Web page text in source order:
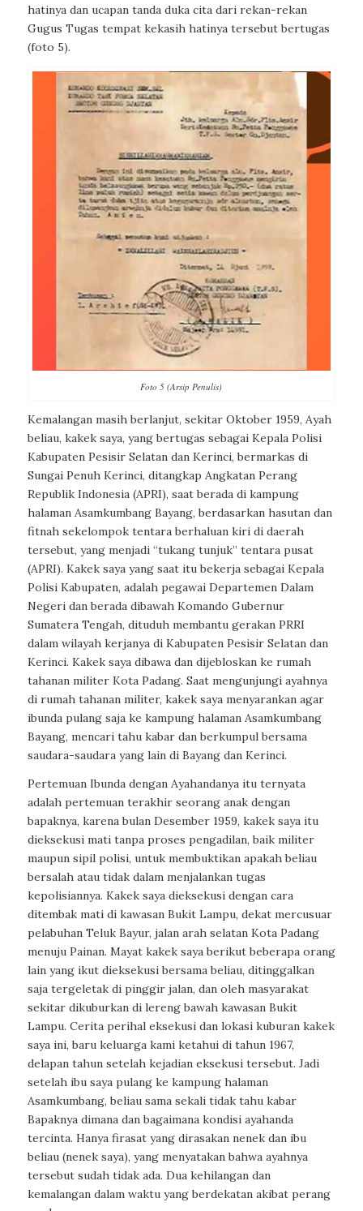
hatinya dan ucapan tanda duka cita dari rekan-rekan
Gugus Tugas tempat kekasih hatinya tersebut bertugas
(foto 5).
Foto 5 (Arsip Penulis)
Kemalangan masih berlanjut, sekitar Oktober 1959, Ayah
beliau, kakek saya, yang bertugas sebagai Kepala Polisi
Kabupaten Pesisir Selatan dan Kerinci, bermarkas di
Sungai Penuh Kerinci, ditangkap Angkatan Perang
Republik Indonesia (APRI), saat berada di kampung
halaman Asamkumbang Bayang, berdasarkan hasutan dan
fitnah sekelompok tentara berhaluan kiri di daerah
tersebut, yang menjadi “tukang tunjuk” tentara pusat
(APRI). Kakek saya yang saat itu bekerja sebagai Kepala
Polisi Kabupaten, adalah pegawai Departemen Dalam
Negeri dan berada dibawah Komando Gubernur
Sumatera Tengah, dituduh membantu gerakan PRRI
dalam wilayah kerjanya di Kabupaten Pesisir Selatan dan
Kerinci. Kakek saya dibawa dan dijebloskan ke rumah
tahanan militer Kota Padang. Saat mengunjungi ayahnya
di rumah tahanan militer, kakek saya menyarankan agar
ibunda pulang saja ke kampung halaman Asamkumbang
Bayang, mencari tahu kabar dan berkumpul bersama
saudara-saudara yang lain di Bayang dan Kerinci.
Pertemuan Ibunda dengan Ayahandanya itu ternyata
adalah pertemuan terakhir seorang anak dengan
bapaknya, karena bulan Desember 1959, kakek saya itu
dieksekusi mati tanpa proses pengadilan, baik militer
maupun sipil polisi, untuk membuktikan apakah beliau
bersalah atau tidak dalam menjalankan tugas
kepolisiannya. Kakek saya dieksekusi dengan cara
ditembak mati di kawasan Bukit Lampu, dekat mercusuar
pelabuhan Teluk Bayur, jalan arah selatan Kota Padang
menuju Painan. Mayat kakek saya berikut beberapa orang
lain yang ikut dieksekusi bersama beliau, ditinggalkan
saja tergeletak di pinggir jalan, dan oleh masyarakat
sekitar dikuburkan di lereng bawah kawasan Bukit
Lampu. Cerita perihal eksekusi dan lokasi kuburan kakek
saya ini, baru keluarga kami ketahui di tahun 1967,
delapan tahun setelah kejadian eksekusi tersebut. Jadi
setelah ibu saya pulang ke kampung halaman
Asamkumbang, beliau sama sekali tidak tahu kabar
Bapaknya dimana dan bagaimana kondisi ayahanda
tercinta. Hanya firasat yang dirasakan nenek dan ibu
beliau (nenek saya), yang menyatakan bahwa ayahnya
tersebut sudah tidak ada. Dua kehilangan dan
kemalangan dalam waktu yang berdekatan akibat perang